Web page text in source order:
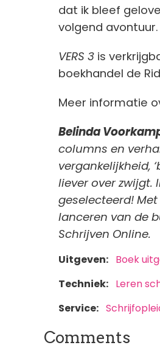
dat ik bleef
volgend avontuur.
VERS 3 is
boekhandel de
Meer informatie
Belinda
columns en
vergankelijkheid,
liever over zwijgt.
geselecteerd!
lanceren van de
Schrijven Online.
Uitgeven Boek
Techniek
Leren
Service
Comments